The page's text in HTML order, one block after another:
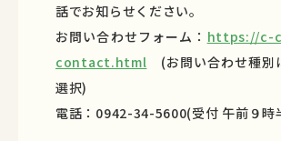
話でお知らせください。
お問い合わせフォーム： https://c-
contact.html (お問い合わせ種別
選択)
電話：0942-34-5600(受付 午前９時